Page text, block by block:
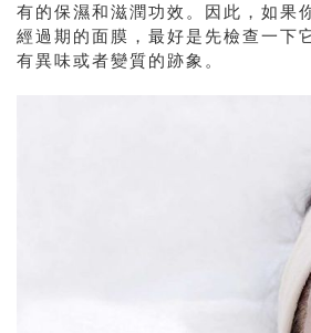
有的保濕和滋潤功效。因此，如果
經過期的面膜，最好是先檢查一下
有異味或者變質的跡象。